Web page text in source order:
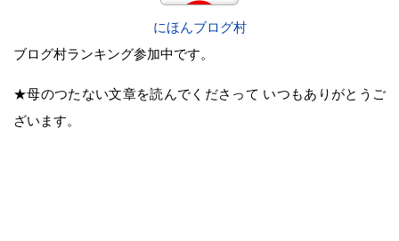
にほんブログ村
ブログ村ランキング参加中です。
★母のつたない文章を読んでくださって いつもありがとうご
ざいます。